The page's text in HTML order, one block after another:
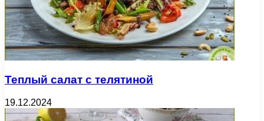
Теплый салат с телятиной
19.12.2024